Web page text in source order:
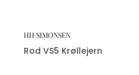
HH SIMONSEN
Rod VS5 Krøllejern